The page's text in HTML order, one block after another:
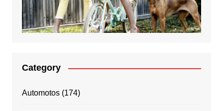
Category
Automotos(174)